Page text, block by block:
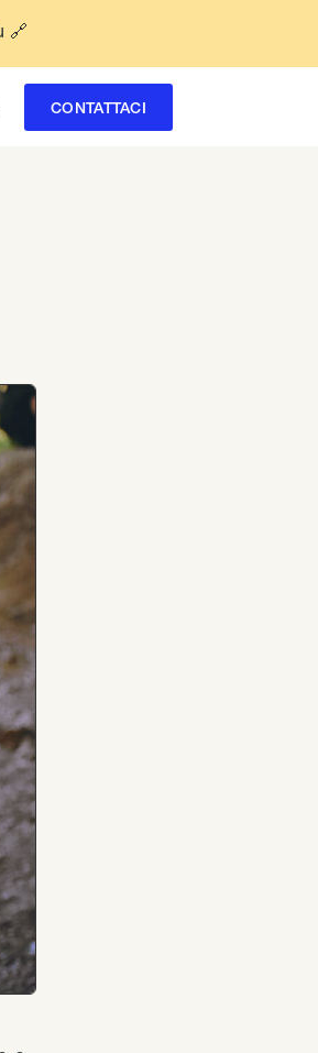
🔗
CONTATTACI